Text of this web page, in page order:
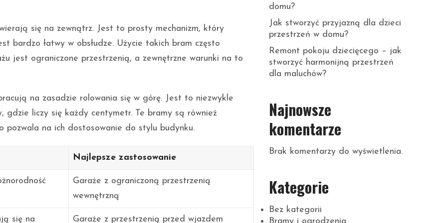
się na zewnątrz. Jest to prosty mechanizm, który
bardzo łatwy w obsłudze. Użycie takich bram często
jest ograniczone przestrzenią, a zewnętrzne warunki na to
na zasadzie rolowania się w górę. Jest to niezwykle
gdzie liczy się każdy centymetr. Te bramy są również
pozwala na ich dostosowanie do stylu budynku.
Najlepsze zastosowanie
Garaże z ograniczoną przestrzenią
wewnętrzną
się na Garaże z przestrzenią przed wjazdem
domu?
Jak stworzyć przyjazną dla dzieci
przestrzeń w domu?
Remont pokoju dziecięcego – jak
stworzyć harmonijną przestrzeń
dla maluchów?
Najnowsze
komentarze
Brak komentarzy do wyświetlenia.
Kategorie
Bez kategorii